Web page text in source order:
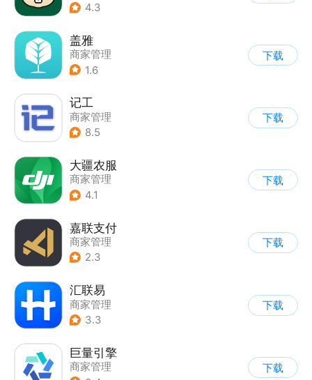
4.3
盖雅
商家管理
1.6
下载
记工
商家管理
8.5
下载
大疆农服
商家管理
4.1
下载
嘉联支付
商家管理
2.3
下载
汇联易
商家管理
3.3
下载
巨量引擎
商家管理
下载